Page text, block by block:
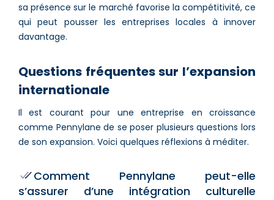
sa présence sur le marché favorise la compétitivité, ce
qui peut pousser les entreprises locales à innover
davantage.
Questions fréquentes sur l’expansion
internationale
Il est courant pour une entreprise en croissance
comme Pennylane de se poser plusieurs questions lors
de son expansion. Voici quelques réflexions à méditer.
Comment Pennylane peut-elle
s’assurer d’une intégration culturelle